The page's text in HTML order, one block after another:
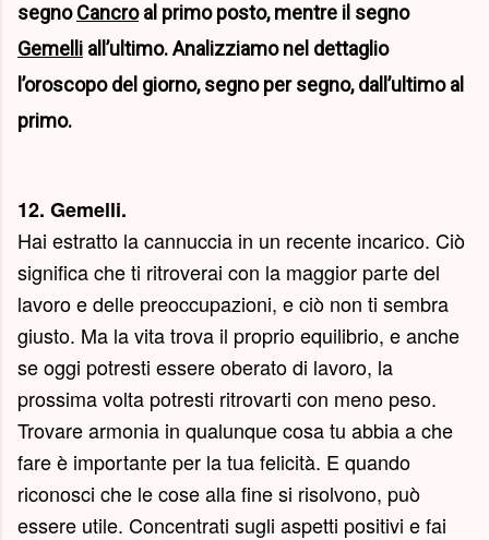
segnoCancroal primo posto, mentre il segno
Gemelli all’ultimo. Analizziamo nel dettaglio
l’oroscopo del giorno, segno per segno, dall’ultimo al
primo.
12. Gemelli.
Hai estratto la cannuccia in un recente incarico. Ciò
significa che ti ritroverai con la maggior parte del
lavoro e delle preoccupazioni, e ciò non ti sembra
giusto. Ma la vita trova il proprio equilibrio, e anche
se oggi potresti essere oberato di lavoro, la
prossima volta potresti ritrovarti con meno peso.
Trovare armonia in qualunque cosa tu abbia a che
fare è importante per la tua felicità. E quando
riconosci che le cose alla fine si risolvono, può
essere utile. Concentrati sugli aspetti positivi e fai